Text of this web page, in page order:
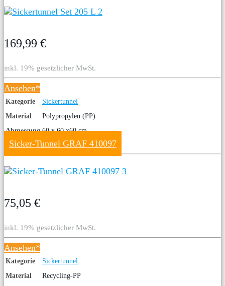
169,99 €
inkl. 19% gesetzlicher MwSt.
Ansehen*
Kategorie
Sickertunnel
Material
Polypropylen (PP)
Abmessung 60 x 60 x60 cm
Sicker-Tunnel GRAF 410097
75,05 €
inkl. 19% gesetzlicher MwSt.
Ansehen*
Kategorie
Sickertunnel
Material
Recycling-PP